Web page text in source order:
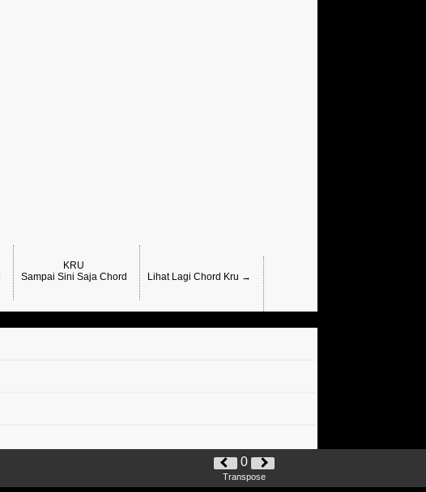
KRU
Sampai Sini Saja Chord
Lihat Lagi Chord Kru →
0
Transpose